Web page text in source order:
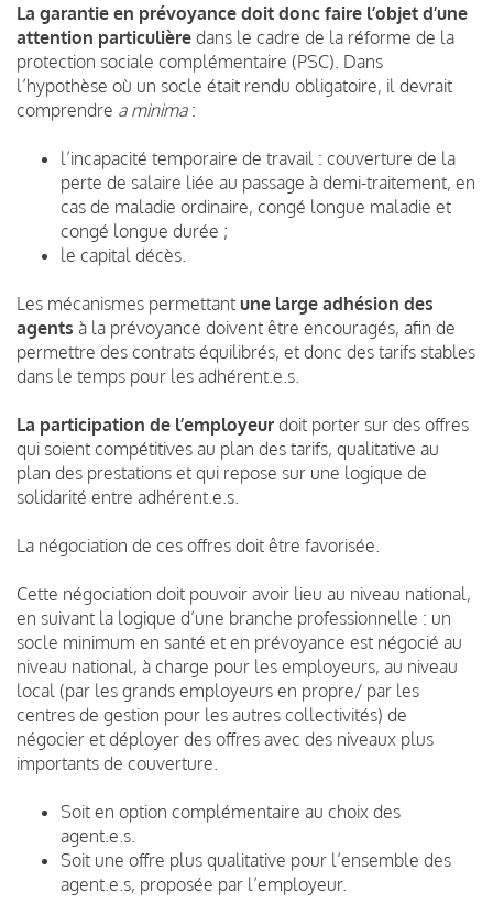
La garantie en prévoyance doit donc faire l’objet d’une
attention particulière dans le cadre de la réforme de la
protection sociale complémentaire (PSC). Dans
l’hypothèse où un socle était rendu obligatoire, il devrait
comprendre a minima :
l’incapacité temporaire de travail : couverture de la
perte de salaire liée au passage à demi-traitement, en
cas de maladie ordinaire, congé longue maladie et
congé longue durée ;
le capital décès.
Les mécanismes permettant une large adhésion des
agents à la prévoyance doivent être encouragés, afin de
permettre des contrats équilibrés, et donc des tarifs stables
dans le temps pour les adhérent.e.s.
La participation de l’employeur doit porter sur des offres
qui soient compétitives au plan des tarifs, qualitative au
plan des prestations et qui repose sur une logique de
solidarité entre adhérent.e.s.
La négociation de ces offres doit être favorisée.
Cette négociation doit pouvoir avoir lieu au niveau national,
en suivant la logique d’une branche professionnelle : un
socle minimum en santé et en prévoyance est négocié au
niveau national, à charge pour les employeurs, au niveau
local (par les grands employeurs en propre/ par les
centres de gestion pour les autres collectivités) de
négocier et déployer des offres avec des niveaux plus
importants de couverture.
Soit en option complémentaire au choix des
agent.e.s.
Soit une offre plus qualitative pour l’ensemble des
agent.e.s, proposée par l’employeur.